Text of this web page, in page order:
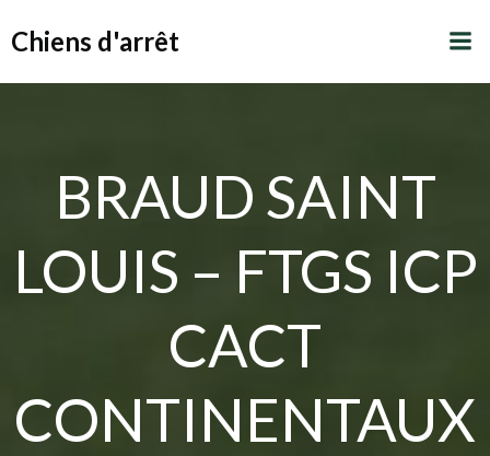
Chiens d'arrêt
BRAUD SAINT
LOUIS – FTGS ICP
CACT
CONTINENTAUX